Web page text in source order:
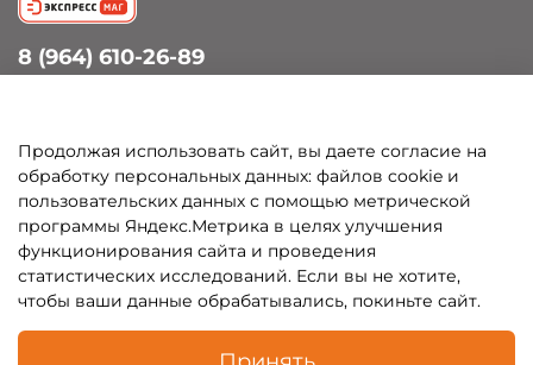
Покупателям
Каталог
8 (964) 610-26-89
Продолжая использовать сайт, вы даете согласие на
обработку персональных данных: файлов cookie и
пользовательских данных с помощью метрической
программы Яндекс.Метрика в целях улучшения
функционирования сайта и проведения
статистических исследований. Если вы не хотите,
чтобы ваши данные обрабатывались, покиньте сайт.